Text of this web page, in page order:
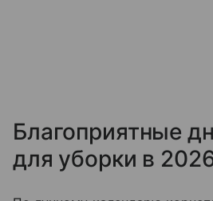
Благоприятные
для уборки в